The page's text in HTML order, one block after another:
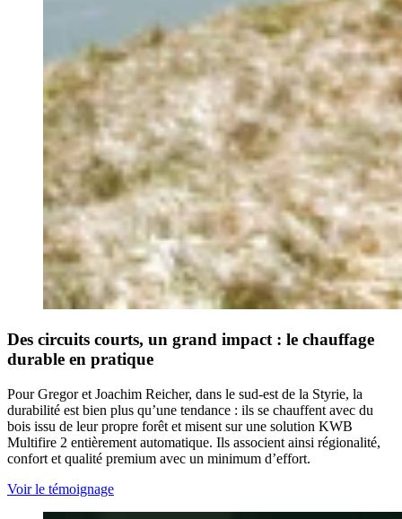
Des circuits courts, un grand impact : le chauffage
durable en pratique
Pour Gregor et Joachim Reicher, dans le sud-est de la Styrie, la
durabilité est bien plus qu’une tendance : ils se chauffent avec du
bois issu de leur propre forêt et misent sur une solution KWB
Multifire 2 entièrement automatique. Ils associent ainsi régionalité,
confort et qualité premium avec un minimum d’effort.
Voir le témoignage